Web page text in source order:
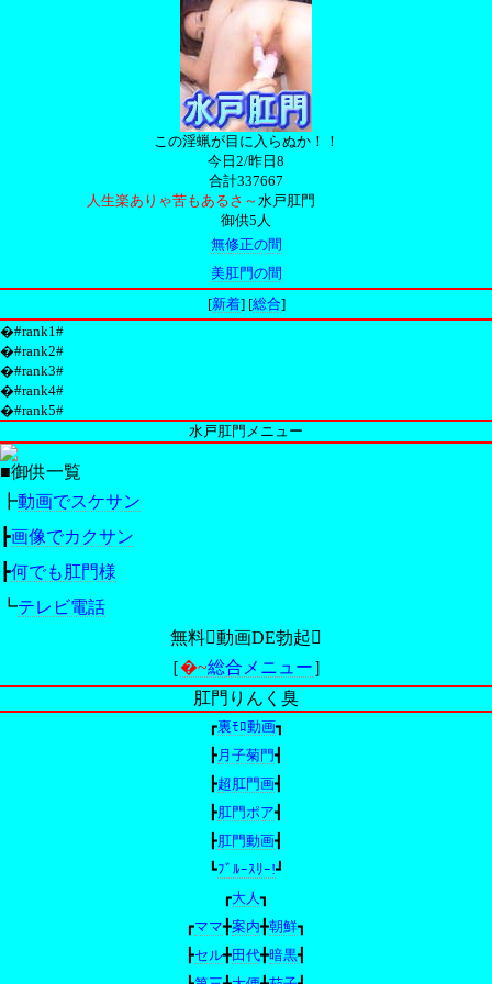
この淫蝋が目に入らぬか！！
今日2/昨日8
合計337667
人生楽ありゃ苦もあるさ～水戸肛門
御供5人
無修正の間
美肛門の間
[新着] [総合]
�#rank1#
�#rank2#
�#rank3#
�#rank4#
�#rank5#
水戸肛門メニュー
■御供一覧
┣動画でスケサン
┣画像でカクサン
┣何でも肛門様
┗テレビ電話
無料動画DE勃起
［�~総合メニュー］
肛門りんく臭
┏裏ﾓﾛ動画┓
┣月子菊門┫
┣超肛門画┫
┣肛門ポア┫
┣肛門動画┫
┗ﾌﾞﾙｰｽﾘｰ!┛
┏大人┓
┏ママ╋案内╋朝鮮┓
┣セル╋田代╋暗黒┫